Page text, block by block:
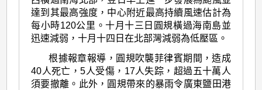
達到其最高強度，中心附近最高持續風速估計為
每小時120公里。十月十三日圓規橫過海南島並
迅速減弱，十月十四日在北部灣減弱為低壓區。
根據報章報導，圓規吹襲菲律賓期間，造成
40人死亡，5人受傷，17人失踪，超過五十萬人
須要撤離。此外，圓規帶來的暴雨令廣東鹽田港